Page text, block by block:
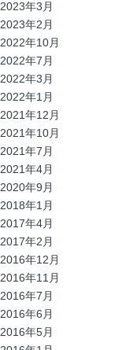
2023年3月
2023年2月
2022年10月
2022年7月
2022年3月
2022年1月
2021年12月
2021年10月
2021年7月
2021年4月
2020年9月
2018年1月
2017年4月
2017年2月
2016年12月
2016年11月
2016年7月
2016年6月
2016年5月